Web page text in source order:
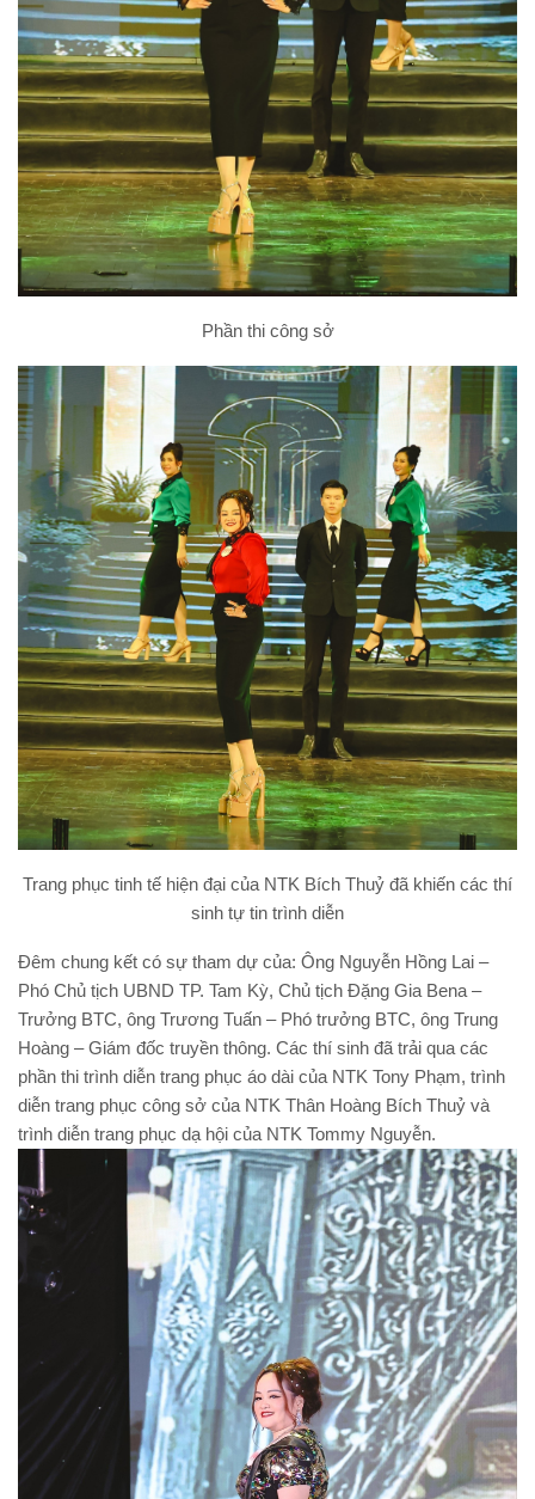
Phần thi công sở
Trang phục tinh tế hiện đại của NTK Bích Thuỷ đã khiến các thí
sinh tự tin trình diễn
Đêm chung kết có sự tham dự của: Ông Nguyễn Hồng Lai –
Phó Chủ tịch UBND TP. Tam Kỳ, Chủ tịch Đặng Gia Bena –
Trưởng BTC, ông Trương Tuấn – Phó trưởng BTC, ông Trung
Hoàng – Giám đốc truyền thông. Các thí sinh đã trải qua các
phần thi trình diễn trang phục áo dài của NTK Tony Phạm, trình
diễn trang phục công sở của NTK Thân Hoàng Bích Thuỷ và
trình diễn trang phục dạ hội của NTK Tommy Nguyễn.